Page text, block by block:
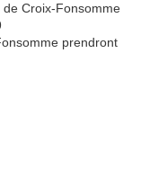
Croix-Fonsomme
prendront